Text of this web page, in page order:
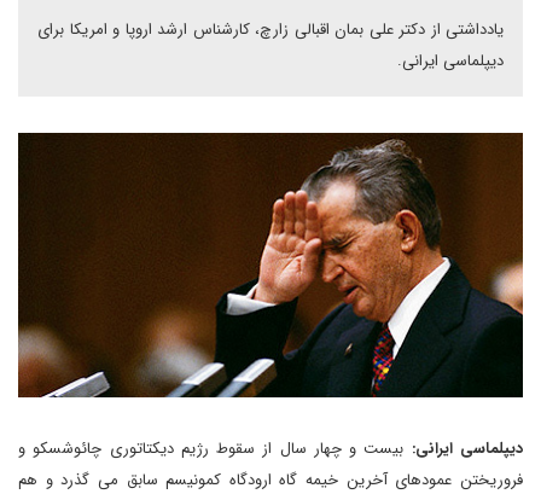
یادداشتی از دکتر علی بمان اقبالی زارچ، کارشناس ارشد اروپا و امریکا برای
دیپلماسی ایرانی.
دیپلماسی ایرانی: بیست و چهار سال از سقوط رژیم دیکتاتوری چائوشسکو و
فروریختن عمودهای آخرین خیمه گاه ارودگاه کمونیسم سابق می گذرد و هم